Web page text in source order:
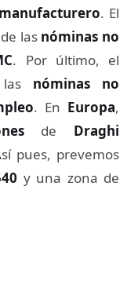
. El
las nóminas no
. Por último, el
nóminas no
. En Europa,
de Draghi
pues, prevemos
y una zona de